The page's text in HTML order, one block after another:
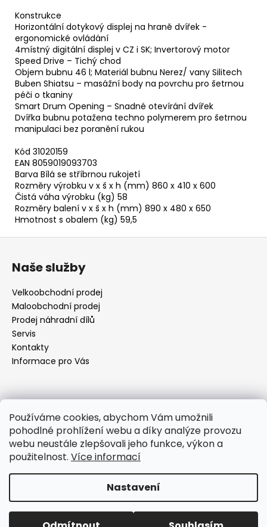
Používáme cookies, abychom Vám umožnili
pohodlné prohlížení webu a díky analýze provozu
webu neustále zlepšovali jeho funkce, výkon a
použitelnost. Více informací
Nastavení
Konstrukce
Horizontální dotykový displej na hraně dvířek -
ergonomické ovládání
4místný digitální displej v CZ i SK; Invertorový motor
Speed Drive – Tichý chod
Objem bubnu 46 l; Materiál bubnu Nerez/ vany Silitech
Buben Shiatsu – masážní body na povrchu pro šetrnou
péči o tkaniny
Smart Drum Opening – Snadné otevírání dvířek
Dvířka bubnu potažena techno polymerem pro šetrnou
manipulaci bez poranění rukou
Kód 31020159
EAN 8059019093703
Barva Bílá se stříbrnou rukojetí
Rozměry výrobku v x š x h (mm) 860 x 410 x 600
Čistá váha výrobku (kg) 58
Rozměry balení v x š x h (mm) 890 x 480 x 650
Hmotnost s obalem (kg) 59,5
Naše služby
Velkoobchodní prodej
Maloobchodní prodej
Prodej náhradní dílů
Servis
Kontakty
Informace pro Vás
objednavky@elektrorezny.cz
602 155 983
https://www.facebook.com/jirireznyelektroservis
reznyelektro